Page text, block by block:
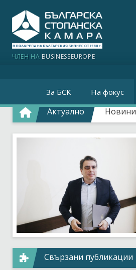
ЧЛЕН НА BUSINESSEUROPE
За БСК На фокус
Актуално Новини
Свързани публикации